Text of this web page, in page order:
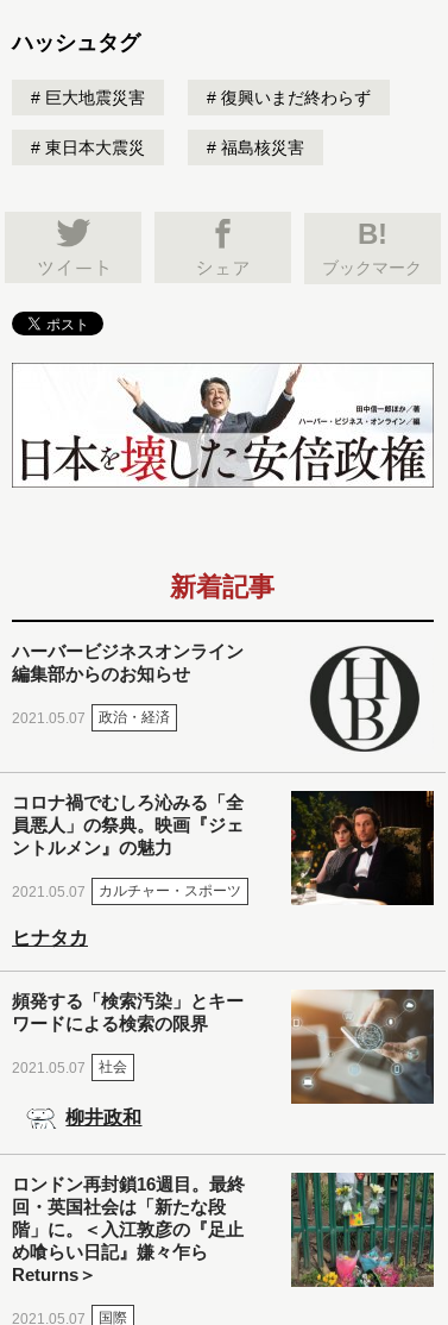
ハッシュタグ
巨大地震災害 復興いまだ終わらず
東日本大震災 福島核災害
B!
ブックマーク
新着記事
ハーバービジネスオンライン
編集部からのお知らせ
2021.05.07 政治・経済
コロナ禍でむしろ沁みる「全
員悪人」の祭典。映画『ジェ
ントルメン』の魅力
2021.05.07 カルチャー・スポーツ
ヒナタカ
頻発する「検索汚染」とキー
ワードによる検索の限界
2021.05.07 社会
柳井政和
ロンドン再封鎖16週目。最終
回・英国社会は「新たな段
階」に。＜入江敦彦の『足止
め喰らい日記』嫌々乍ら
Returns＞
2021.05.07 国際